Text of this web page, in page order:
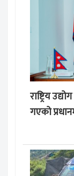
राष्ट्रिय
गएको